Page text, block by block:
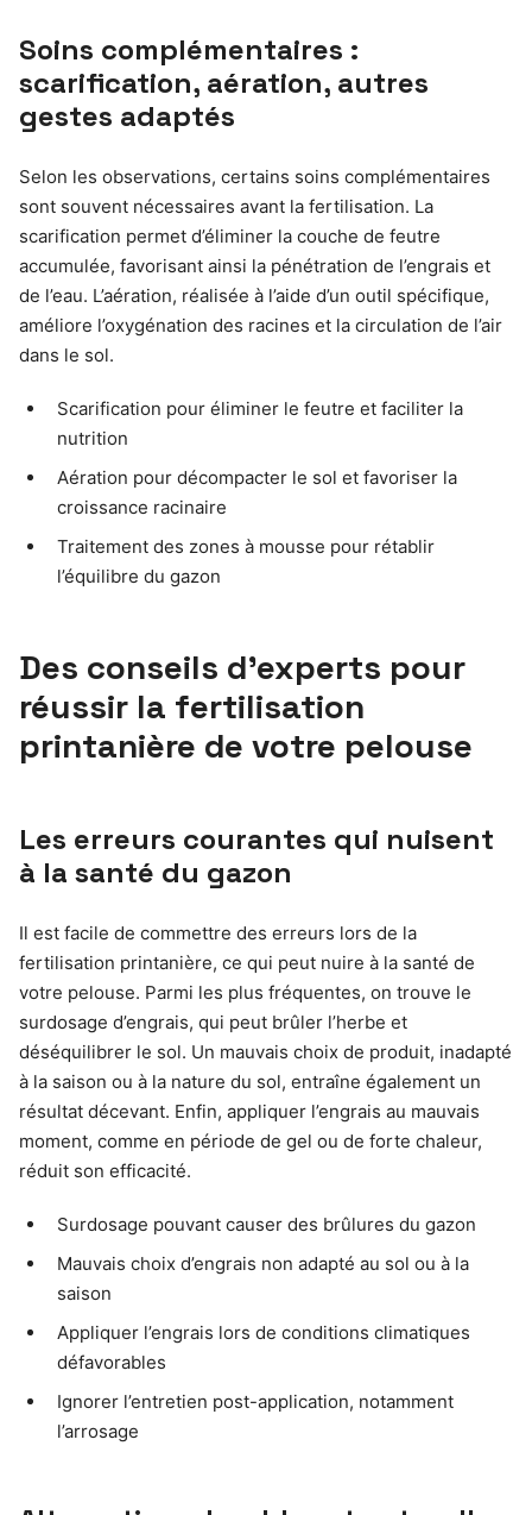
Soins complémentaires :
scarification, aération, autres
gestes adaptés
Selon les observations, certains soins complémentaires
sont souvent nécessaires avant la fertilisation. La
scarification permet d’éliminer la couche de feutre
accumulée, favorisant ainsi la pénétration de l’engrais et
de l’eau. L’aération, réalisée à l’aide d’un outil spécifique,
améliore l’oxygénation des racines et la circulation de l’air
dans le sol.
Scarification pour éliminer le feutre et faciliter la
nutrition
Aération pour décompacter le sol et favoriser la
croissance racinaire
Traitement des zones à mousse pour rétablir
l’équilibre du gazon
Des conseils d’experts pour
réussir la fertilisation
printanière de votre pelouse
Les erreurs courantes qui nuisent
à la santé du gazon
Il est facile de commettre des erreurs lors de la
fertilisation printanière, ce qui peut nuire à la santé de
votre pelouse. Parmi les plus fréquentes, on trouve le
surdosage d’engrais, qui peut brûler l’herbe et
déséquilibrer le sol. Un mauvais choix de produit, inadapté
à la saison ou à la nature du sol, entraîne également un
résultat décevant. Enfin, appliquer l’engrais au mauvais
moment, comme en période de gel ou de forte chaleur,
réduit son efficacité.
Surdosage pouvant causer des brûlures du gazon
Mauvais choix d’engrais non adapté au sol ou à la
saison
Appliquer l’engrais lors de conditions climatiques
défavorables
Ignorer l’entretien post-application, notamment
l’arrosage